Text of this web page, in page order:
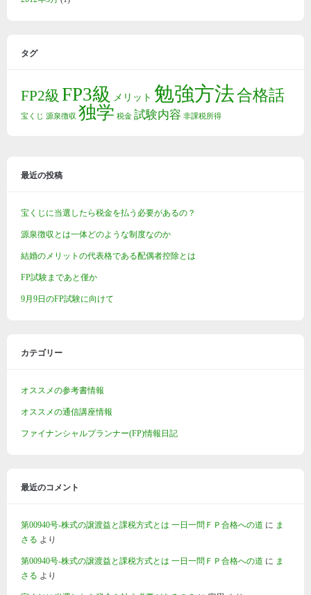
タグ
FP2級 FP3級 メリット 勉強方法合格話
宝くじ 源泉徴収 独学 税金 試験内容 非課税所得
最近の投稿
宝くじに当選したら税金を払う必要があるの？
源泉徴収とは一体どのような制度なのか
結婚のメリットの代表格である配偶者控除とは
FP試験まであと僅か
9月9日のFP試験に向けて
カテゴリー
オススメの参考書情報
オススメの通信講座情報
ファイナンシャルプランナー(FP)情報日記
最近のコメント
第00940号-株式の譲渡益と課税方式とは 一日一問ＦＰ合格への道 に ま
さる より
第00940号-株式の譲渡益と課税方式とは 一日一問ＦＰ合格への道 に ま
さる より